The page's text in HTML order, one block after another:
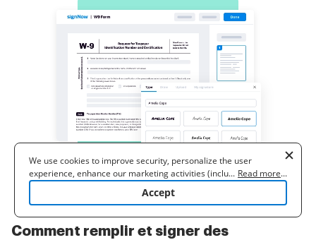
Comment remplir et signer des
We use cookies to improve security, personalize the user
experience, enhance our marketing activities (including
cooperating with our 3rd party partners) and for other business
to learn more. By clicking "Accept"
... Read more...
Accept